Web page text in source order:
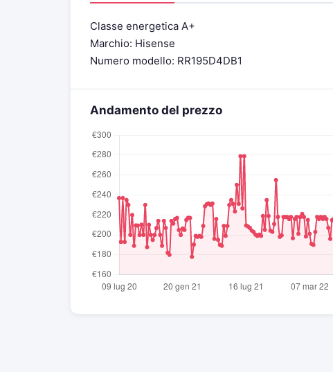
Classe energetica A+
Marchio: Hisense
Numero modello: RR195D4DB1
Andamento del prezzo